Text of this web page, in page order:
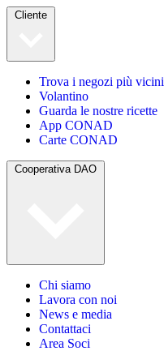
Cliente
Trova i negozi più vicini
Volantino
Guarda le nostre ricette
App CONAD
Carte CONAD
Cooperativa DAO
Chi siamo
Lavora con noi
News e media
Contattaci
Area Soci